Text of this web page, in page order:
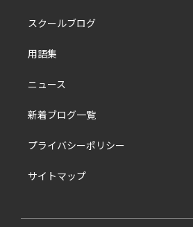
スクールブログ
用語集
ニュース
新着ブログ一覧
プライバシーポリシー
サイトマップ